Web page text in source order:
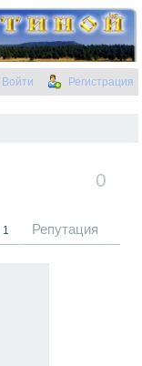
Войти Регистрация
0
1 Репутация